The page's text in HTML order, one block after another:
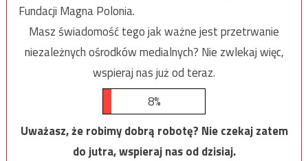
Fundacji Magna Polonia.
Masz świadomość tego jak ważne jest przetrwanie
niezależnych ośrodków medialnych? Nie zwlekaj więc,
wspieraj nas już od teraz.
8%
Uważasz, że robimy dobrą robotę? Nie czekaj zatem
do jutra, wspieraj nas od dzisiaj.